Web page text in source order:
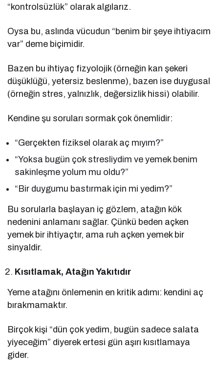
“kontrolsüzlük” olarak algılarız.
Oysa bu, aslında vücudun “benim bir şeye ihtiyacım
var” deme biçimidir.
Bazen bu ihtiyaç fizyolojik (örneğin kan şekeri
düşüklüğü, yetersiz beslenme), bazen ise duygusal
(örneğin stres, yalnızlık, değersizlik hissi) olabilir.
Kendine şu soruları sormak çok önemlidir:
“Gerçekten fiziksel olarak aç mıyım?”
“Yoksa bugün çok stresliydim ve yemek benim
sakinleşme yolum mu oldu?”
“Bir duygumu bastırmak için mi yedim?”
Bu sorularla başlayan iç gözlem, atağın kök
nedenini anlamanı sağlar. Çünkü beden açken
yemek bir ihtiyaçtır, ama ruh açken yemek bir
sinyaldir.
Kısıtlamak, Atağın Yakıtıdır
Yeme atağını önlemenin en kritik adımı: kendini aç
bırakmamaktır.
Birçok kişi “dün çok yedim, bugün sadece salata
yiyeceğim” diyerek ertesi gün aşırı kısıtlamaya
gider.